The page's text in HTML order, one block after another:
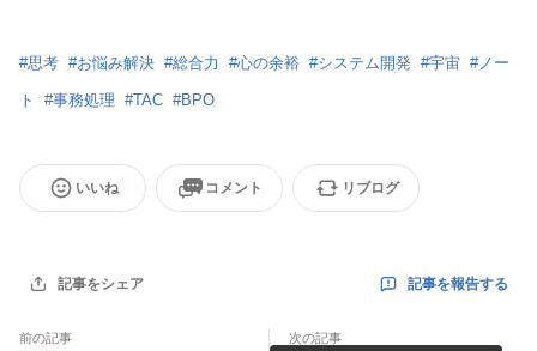
#思考 #お悩み解決 #総合力 #心の余裕 #システム開発 #宇宙 #ノー
ト #事務処理 #TAC #BPO
いいね コメント リブログ
記事をシェア 記事を報告する
前の記事 次の記事